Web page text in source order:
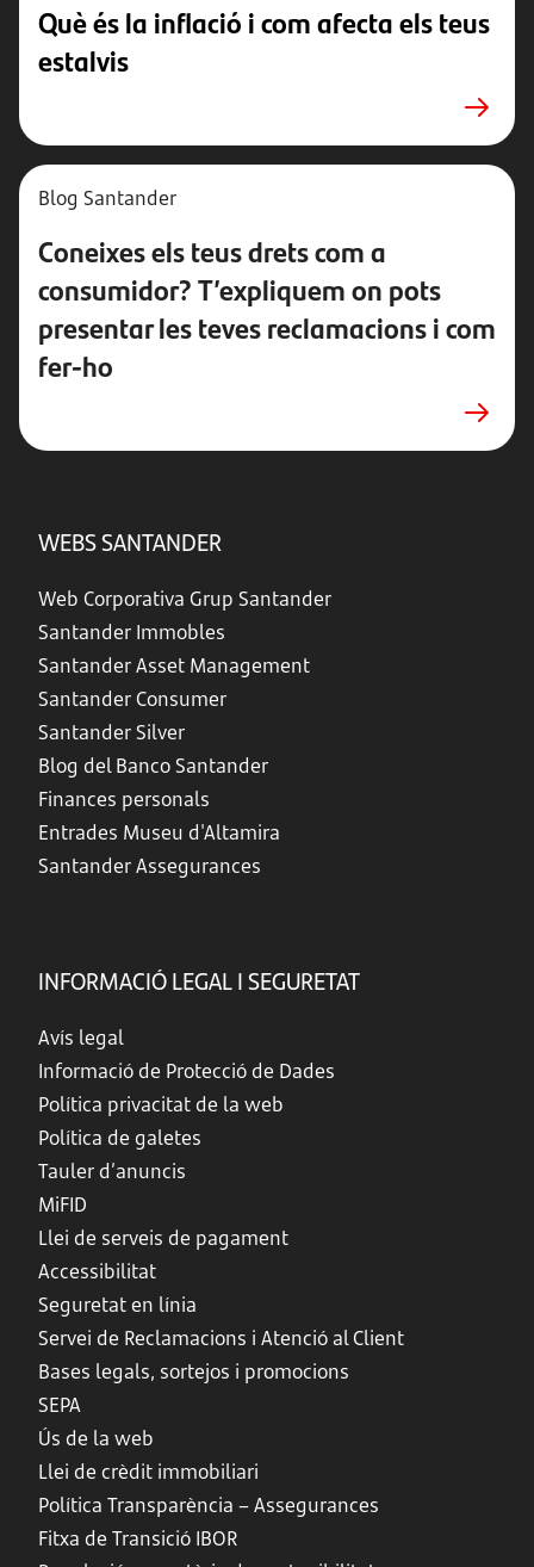
Què és la inflació i com afecta els teus
estalvis
Blog Santander
Coneixes els teus drets com a
consumidor? T’expliquem on pots
presentar les teves reclamacions i com
fer-ho
WEBS SANTANDER
Web Corporativa Grup Santander
Santander Immobles
Santander Asset Management
Santander Consumer
Santander Silver
Blog del Banco Santander
Finances personals
Entrades Museu d'Altamira
Santander Assegurances
INFORMACIÓ LEGAL I SEGURETAT
Avís legal
Informació de Protecció de Dades
Política privacitat de la web
Política de galetes
Tauler d’anuncis
MiFID
Llei de serveis de pagament
Accessibilitat
Seguretat en línia
Servei de Reclamacions i Atenció al Client
Bases legals, sortejos i promocions
SEPA
Ús de la web
Llei de crèdit immobiliari
Política Transparència – Assegurances
Fitxa de Transició IBOR